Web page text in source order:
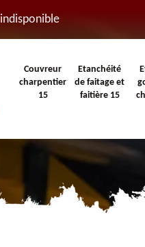
indisponible
Couvreur
charpentier
15
Etanchéité
de faitage et
faitière 15